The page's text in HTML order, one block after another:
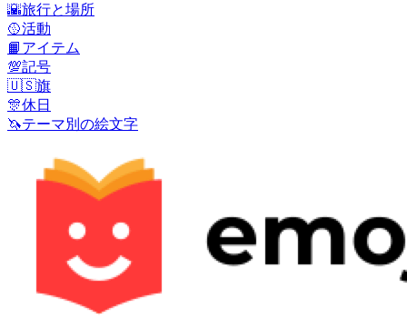
🌇旅行と場所
🥎活動
📙 アイテム
💯記号
🇺🇸旗
🎊休日
🦄テーマ別の絵文字